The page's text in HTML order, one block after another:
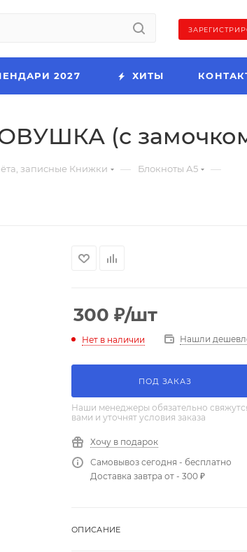
2027 ХИТЫ
(с
записные Книжки — Блокноты А5 —
300 ₽/шт
Нет в наличии Нашли
ПОД ЗАКАЗ
Наши менеджеры обязательно
вами и уточнят условия заказа
Хочу в подарок
Самовывоз сегодня - бесплатно
Доставка завтра от - 300 ₽
ОПИСАНИЕ